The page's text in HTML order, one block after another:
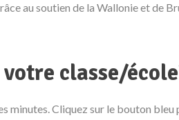
au soutien de la Wallonie et de
classe/
minutes. Cliquez sur le bouton